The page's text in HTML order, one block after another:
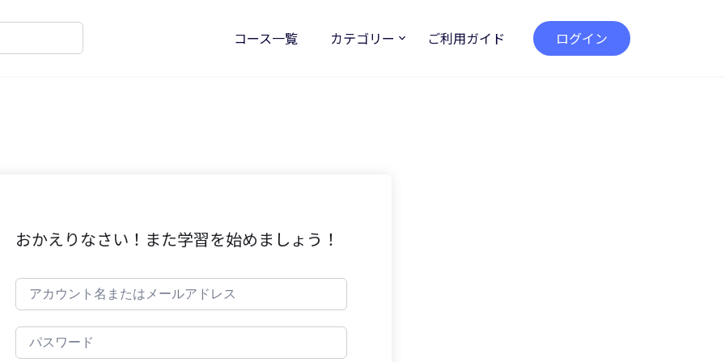
コース一覧 カテゴリー ご利用ガイド ログイン
おかえりなさい！また学習を始めましょう！